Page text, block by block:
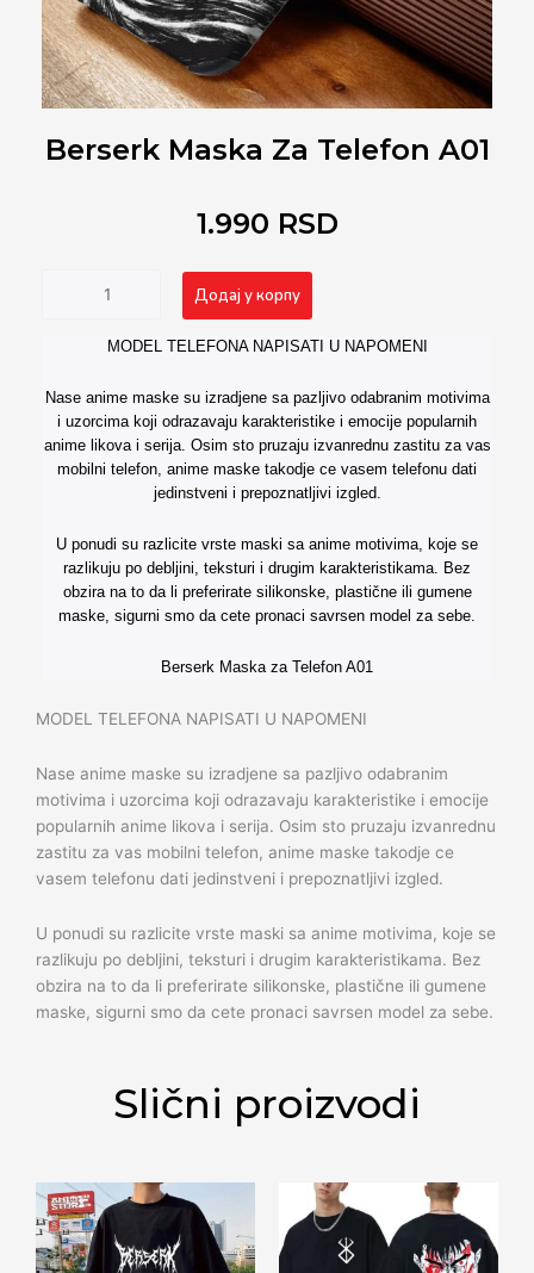
Berserk Maska Za Telefon A01
1.990 RSD
количина
Додај у корпу
MODEL TELEFONA NAPISATI U NAPOMENI
Nase anime maske su izradjene sa pazljivo odabranim motivima
i uzorcima koji odrazavaju karakteristike i emocije popularnih
anime likova i serija. Osim sto pruzaju izvanrednu zastitu za vas
mobilni telefon, anime maske takodje ce vasem telefonu dati
jedinstveni i prepoznatljivi izgled.
U ponudi su razlicite vrste maski sa anime motivima, koje se
razlikuju po debljini, teksturi i drugim karakteristikama. Bez
obzira na to da li preferirate silikonske, plastične ili gumene
maske, sigurni smo da cete pronaci savrsen model za sebe.
Berserk Maska za Telefon A01
MODEL TELEFONA NAPISATI U NAPOMENI
Nase anime maske su izradjene sa pazljivo odabranim
motivima i uzorcima koji odrazavaju karakteristike i emocije
popularnih anime likova i serija. Osim sto pruzaju izvanrednu
zastitu za vas mobilni telefon, anime maske takodje ce
vasem telefonu dati jedinstveni i prepoznatljivi izgled.
U ponudi su razlicite vrste maski sa anime motivima, koje se
razlikuju po debljini, teksturi i drugim karakteristikama. Bez
obzira na to da li preferirate silikonske, plastične ili gumene
maske, sigurni smo da cete pronaci savrsen model za sebe.
Slični proizvodi